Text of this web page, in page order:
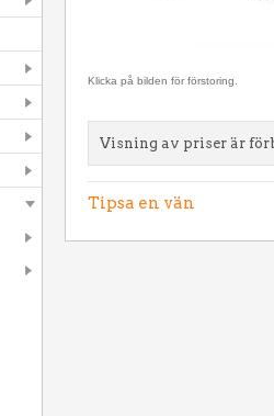
Klicka på bilden för förstoring.
Visning av priser är
Tipsa en vän